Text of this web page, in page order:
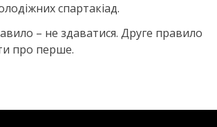
спартакіад.
– не здаватися. Друге правило
про перше.